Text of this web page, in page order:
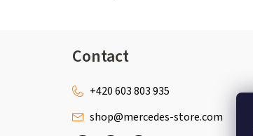
Contact
shop@mercedes-store.com
+420 603 803 935